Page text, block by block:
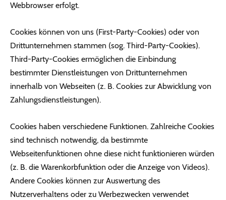
Webbrowser erfolgt.
Cookies können von uns (First-Party-Cookies) oder von
Drittunternehmen stammen (sog. Third-Party-Cookies).
Third-Party-Cookies ermöglichen die Einbindung
bestimmter Dienstleistungen von Drittunternehmen
innerhalb von Webseiten (z. B. Cookies zur Abwicklung von
Zahlungsdienstleistungen).
Cookies haben verschiedene Funktionen. Zahlreiche Cookies
sind technisch notwendig, da bestimmte
Webseitenfunktionen ohne diese nicht funktionieren würden
(z. B. die Warenkorbfunktion oder die Anzeige von Videos).
Andere Cookies können zur Auswertung des
Nutzerverhaltens oder zu Werbezwecken verwendet